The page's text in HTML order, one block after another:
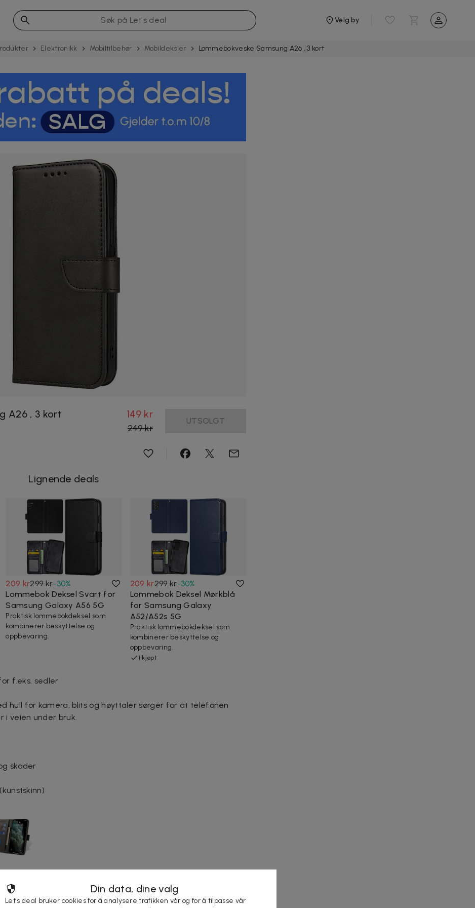
Velg by
Elektronikk Mobiltilbehør Mobildeksler Lommebokveske Samsung A26 , 3 kort
A26 , 3 kort 149 kr
249 kr
UTSOLGT
Lignende deals
209 kr299 kr-30%
Lommebok Deksel Svart for
Samsung Galaxy A56 5G
Praktisk lommebokdeksel som
kombinerer beskyttelse og
oppbevaring.
209 kr299 kr-30%
Lommebok Deksel Mørkblå
for Samsung Galaxy
A52/A52s 5G
Praktisk lommebokdeksel som
kombinerer beskyttelse og
oppbevaring.
1 kjøpt
f.eks. sedler
hull for kamera, blits og høyttaler sørger for at telefonen
i veien under bruk.
skader
for f.eks. sedler
Din data, dine valg
Let's deal bruker cookies for å analysere trafikken vår og for å tilpasse vår